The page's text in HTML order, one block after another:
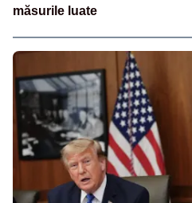
măsurile luate